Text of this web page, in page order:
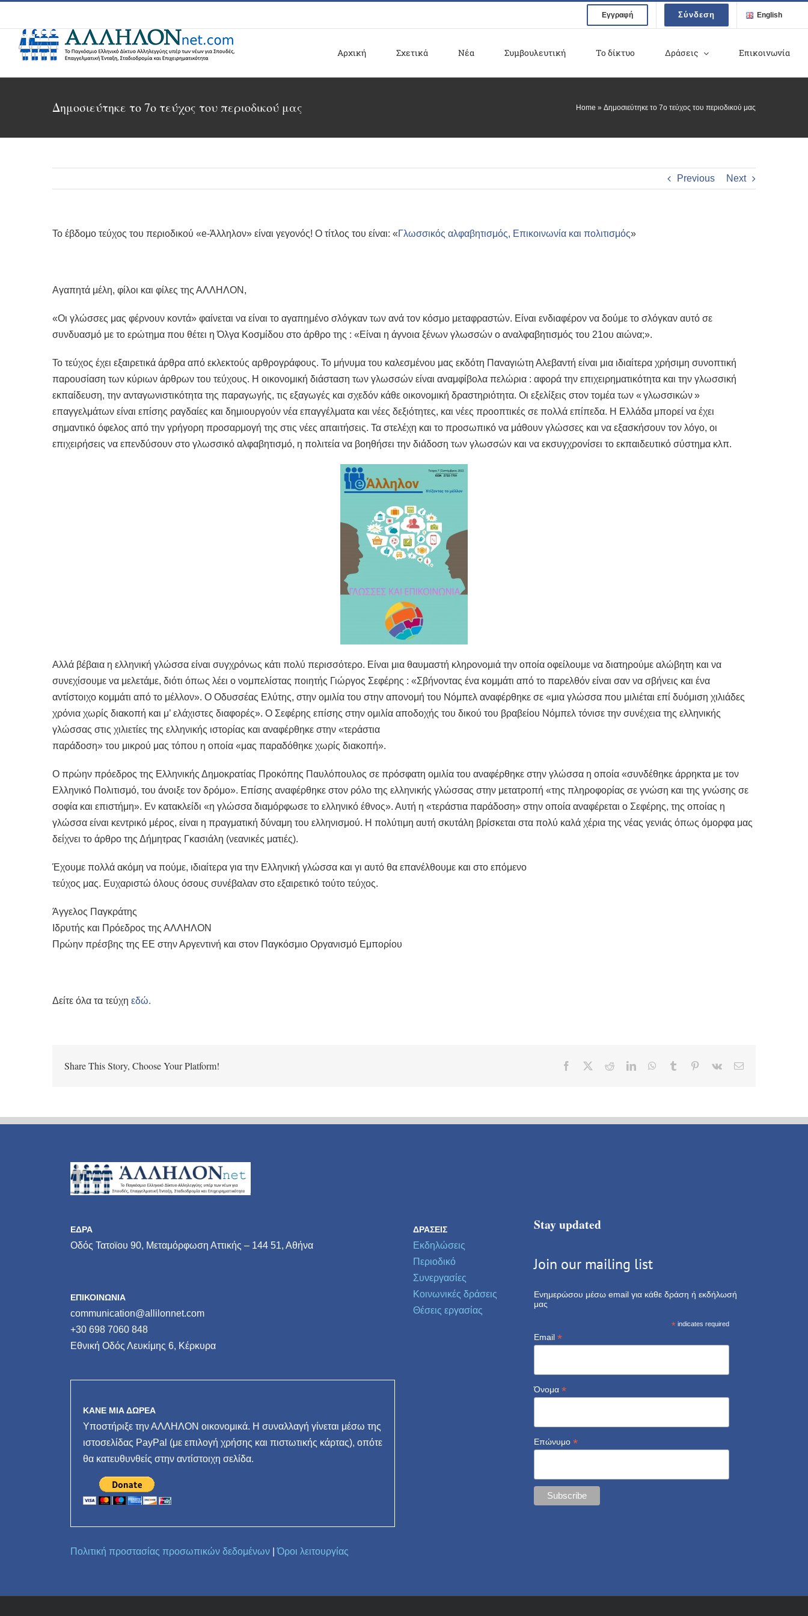
content
Εγγραφή Σύνδεση English
Αρχική Σχετικά Νέα Συμβουλευτική Το δίκτυο Δράσεις Επικοινωνία
Δημοσιεύτηκε το 7ο τεύχος του περιοδικού μας Home » Δημοσιεύτηκε το 7ο τεύχος του περιοδικού μας
Previous Next
Το έβδομο τεύχος του περιοδικού «e-Άλληλον» είναι γεγονός! Ο τίτλος του είναι: «Γλωσσικός αλφαβητισμός, Επικοινωνία και πολιτισμός»
Αγαπητά μέλη, φίλοι και φίλες της ΑΛΛΗΛΟΝ,
«Οι γλώσσες μας φέρνουν κοντά» φαίνεται να είναι το αγαπημένο σλόγκαν των ανά τον κόσμο μεταφραστών. Είναι ενδιαφέρον να δούμε το σλόγκαν αυτό σε
συνδυασμό με το ερώτημα που θέτει η Όλγα Κοσμίδου στο άρθρο της : «Είναι η άγνοια ξένων γλωσσών ο αναλφαβητισμός του 21ου αιώνα;».
Το τεύχος έχει εξαιρετικά άρθρα από εκλεκτούς αρθρογράφους. Το μήνυμα του καλεσμένου μας εκδότη Παναγιώτη Αλεβαντή είναι μια ιδιαίτερα χρήσιμη συνοπτική
παρουσίαση των κύριων άρθρων του τεύχους. Η οικονομική διάσταση των γλωσσών είναι αναμφίβολα πελώρια : αφορά την επιχειρηματικότητα και την γλωσσική
εκπαίδευση, την ανταγωνιστικότητα της παραγωγής, τις εξαγωγές και σχεδόν κάθε οικονομική δραστηριότητα. Οι εξελίξεις στον τομέα των « γλωσσικών »
επαγγελμάτων είναι επίσης ραγδαίες και δημιουργούν νέα επαγγέλματα και νέες δεξιότητες, και νέες προοπτικές σε πολλά επίπεδα. Η Ελλάδα μπορεί να έχει
σημαντικό όφελος από την γρήγορη προσαρμογή της στις νέες απαιτήσεις. Τα στελέχη και το προσωπικό να μάθουν γλώσσες και να εξασκήσουν τον λόγο, οι
επιχειρήσεις να επενδύσουν στο γλωσσικό αλφαβητισμό, η πολιτεία να βοηθήσει την διάδοση των γλωσσών και να εκσυγχρονίσει το εκπαιδευτικό σύστημα κλπ.
Αλλά βέβαια η ελληνική γλώσσα είναι συγχρόνως κάτι πολύ περισσότερο. Είναι μια θαυμαστή κληρονομιά την οποία οφείλουμε να διατηρούμε αλώβητη και να
συνεχίσουμε να μελετάμε, διότι όπως λέει ο νομπελίστας ποιητής Γιώργος Σεφέρης : «Σβήνοντας ένα κομμάτι από το παρελθόν είναι σαν να σβήνεις και ένα
αντίστοιχο κομμάτι από το μέλλον». Ο Οδυσσέας Ελύτης, στην ομιλία του στην απονομή του Νόμπελ αναφέρθηκε σε «μια γλώσσα που μιλιέται επί δυόμιση χιλιάδες
χρόνια χωρίς διακοπή και μ’ ελάχιστες διαφορές». Ο Σεφέρης επίσης στην ομιλία αποδοχής του δικού του βραβείου Νόμπελ τόνισε την συνέχεια της ελληνικής
γλώσσας στις χιλιετίες της ελληνικής ιστορίας και αναφέρθηκε στην «τεράστια
παράδοση» του μικρού μας τόπου η οποία «μας παραδόθηκε χωρίς διακοπή».
Ο πρώην πρόεδρος της Ελληνικής Δημοκρατίας Προκόπης Παυλόπουλος σε πρόσφατη ομιλία του αναφέρθηκε στην γλώσσα η οποία «συνδέθηκε άρρηκτα με τον
Ελληνικό Πολιτισμό, του άνοιξε τον δρόμο». Επίσης αναφέρθηκε στον ρόλο της ελληνικής γλώσσας στην μετατροπή «της πληροφορίας σε γνώση και της γνώσης σε
σοφία και επιστήμη». Εν κατακλείδι «η γλώσσα διαμόρφωσε το ελληνικό έθνος». Αυτή η «τεράστια παράδοση» στην οποία αναφέρεται ο Σεφέρης, της οποίας η
γλώσσα είναι κεντρικό μέρος, είναι η πραγματική δύναμη του ελληνισμού. Η πολύτιμη αυτή σκυτάλη βρίσκεται στα πολύ καλά χέρια της νέας γενιάς όπως όμορφα μας
δείχνει το άρθρο της Δήμητρας Γκασιάλη (νεανικές ματιές).
Έχουμε πολλά ακόμη να πούμε, ιδιαίτερα για την Ελληνική γλώσσα και γι αυτό θα επανέλθουμε και στο επόμενο
τεύχος μας. Ευχαριστώ όλους όσους συνέβαλαν στο εξαιρετικό τούτο τεύχος.
Άγγελος Παγκράτης
Ιδρυτής και Πρόεδρος της ΑΛΛΗΛΟΝ
Πρώην πρέσβης της ΕΕ στην Αργεντινή και στον Παγκόσμιο Οργανισμό Εμπορίου
Δείτε όλα τα τεύχη εδώ.
Share This Story, Choose Your Platform! Facebook RedditLinkedInWhatsApp
Tumblr Pinterest
Vk Email
ΕΔΡΑ
Οδός Τατοϊου 90, Μεταμόρφωση Αττικής – 144 51, Αθήνα
ΕΠΙΚΟΙΝΩΝΙΑ
communication@allilonnet.com
+30 698 7060 848
Εθνική Οδός Λευκίμης 6, Κέρκυρα
ΚΑΝΕ ΜΙΑ ΔΩΡΕΑ
Υποστήριξε την ΑΛΛΗΛΟΝ οικονομικά. Η συναλλαγή γίνεται μέσω της
ιστοσελίδας PayPal (με επιλογή χρήσης και πιστωτικής κάρτας), οπότε
θα κατευθυνθείς στην αντίστοιχη σελίδα.
ΔΡΆΣΕΙΣ
Εκδηλώσεις
Περιοδικό
Συνεργασίες
Κοινωνικές δράσεις
Θέσεις εργασίας
Stay updated
Join our mailing list
Ενημερώσου μέσω email για κάθε δράση ή εκδήλωσή
μας
* indicates required
Email *
Όνομα *
Επώνυμο *
Πολιτική προστασίας προσωπικών δεδομένων |Όροι λειτουργίας